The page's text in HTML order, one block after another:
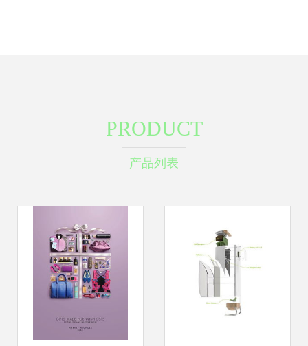
PRODUCT
产品列表